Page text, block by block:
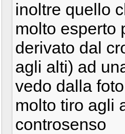
inoltre quello
molto esperto
derivato dal
agli alti) ad
vedo dalla
molto tiro agli
controsenso